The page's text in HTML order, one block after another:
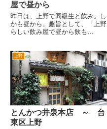
屋で昼から
昨日は、上野で同級生と飲み。し
かも昼から。趣旨として、「上野
らしい飲み屋で昼から飲も
やっていた。 そこには、青森県
のゆるキャラ「いくべぇ」がい
た。 子供たちには、大人気。若
い女性は...
上野
とんかつ井泉本店 ～ 台
東区上野